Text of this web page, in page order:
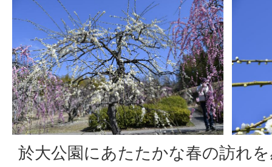
於大公園にあたたかな春の訪れ